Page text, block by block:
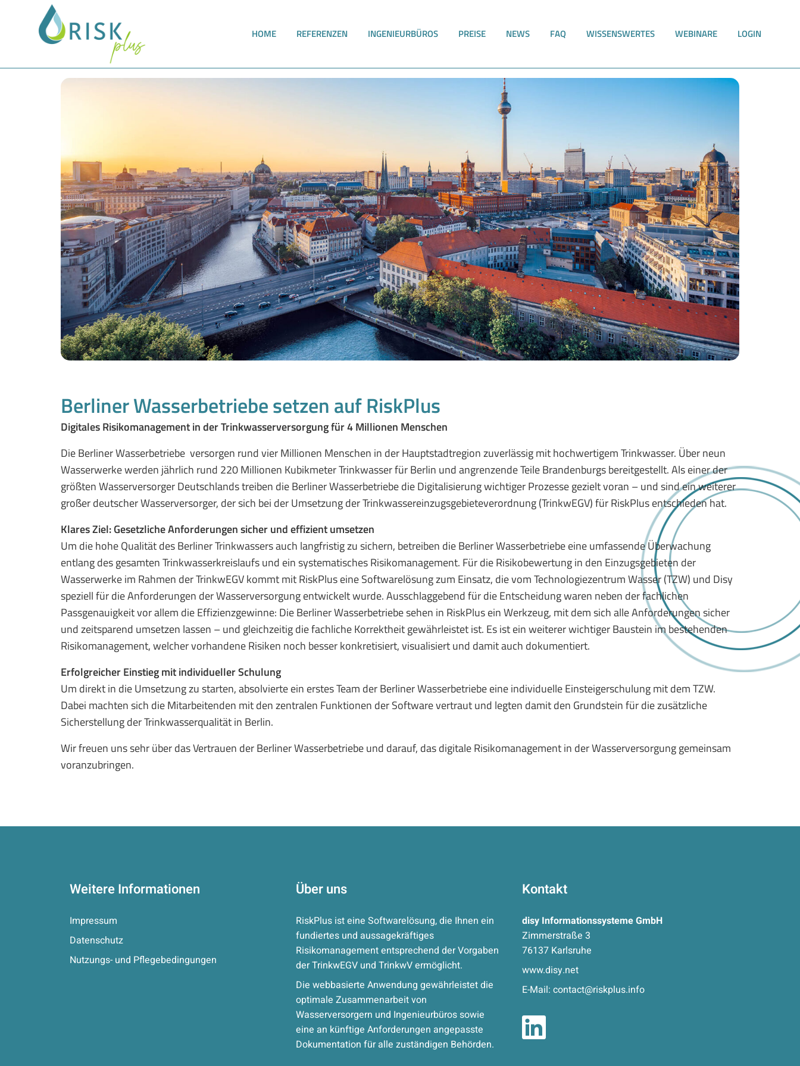
HOME REFERENZEN INGENIEURBÜROS PREISE NEWS FAQ WISSENSWERTES WEBINARE LOGIN
Berliner Wasserbetriebe setzen auf RiskPlus
Digitales Risikomanagement in der Trinkwasserversorgung für 4 Millionen Menschen
Die Berliner Wasserbetriebe versorgen rund vier Millionen Menschen in der Hauptstadtregion zuverlässig mit hochwertigem Trinkwasser. Über neun
Wasserwerke werden jährlich rund 220 Millionen Kubikmeter Trinkwasser für Berlin und angrenzende Teile Brandenburgs bereitgestellt. Als einer der
größten Wasserversorger Deutschlands treiben die Berliner Wasserbetriebe die Digitalisierung wichtiger Prozesse gezielt voran – und sind ein weiterer
großer deutscher Wasserversorger, der sich bei der Umsetzung der Trinkwassereinzugsgebieteverordnung (TrinkwEGV) für RiskPlus entschieden hat.
Klares Ziel: Gesetzliche Anforderungen sicher und effizient umsetzen
Um die hohe Qualität des Berliner Trinkwassers auch langfristig zu sichern, betreiben die Berliner Wasserbetriebe eine umfassende Überwachung
entlang des gesamten Trinkwasserkreislaufs und ein systematisches Risikomanagement. Für die Risikobewertung in den Einzugsgebieten der
Wasserwerke im Rahmen der TrinkwEGV kommt mit RiskPlus eine Softwarelösung zum Einsatz, die vom Technologiezentrum Wasser (TZW) und Disy
speziell für die Anforderungen der Wasserversorgung entwickelt wurde. Ausschlaggebend für die Entscheidung waren neben der fachlichen
Passgenauigkeit vor allem die Effizienzgewinne: Die Berliner Wasserbetriebe sehen in RiskPlus ein Werkzeug, mit dem sich alle Anforderungen sicher
und zeitsparend umsetzen lassen – und gleichzeitig die fachliche Korrektheit gewährleistet ist. Es ist ein weiterer wichtiger Baustein im bestehenden
Risikomanagement, welcher vorhandene Risiken noch besser konkretisiert, visualisiert und damit auch dokumentiert.
Erfolgreicher Einstieg mit individueller Schulung
Um direkt in die Umsetzung zu starten, absolvierte ein erstes Team der Berliner Wasserbetriebe eine individuelle Einsteigerschulung mit dem TZW.
Dabei machten sich die Mitarbeitenden mit den zentralen Funktionen der Software vertraut und legten damit den Grundstein für die zusätzliche
Sicherstellung der Trinkwasserqualität in Berlin.
Wir freuen uns sehr über das Vertrauen der Berliner Wasserbetriebe und darauf, das digitale Risikomanagement in der Wasserversorgung gemeinsam
voranzubringen.
Weitere Informationen
Impressum
Datenschutz
Nutzungs- und Pflegebedingungen
Über uns
RiskPlus ist eine Softwarelösung, die Ihnen ein
fundiertes und aussagekräftiges
Risikomanagement entsprechend der Vorgaben
der TrinkwEGV und TrinkwV ermöglicht.
Die webbasierte Anwendung gewährleistet die
optimale Zusammenarbeit von
Wasserversorgern und Ingenieurbüros sowie
eine an künftige Anforderungen angepasste
Dokumentation für alle zuständigen Behörden.
Kontakt
disy Informationssysteme GmbH
Zimmerstraße 3
76137 Karlsruhe
www.disy.net
E-Mail: contact@riskplus.info